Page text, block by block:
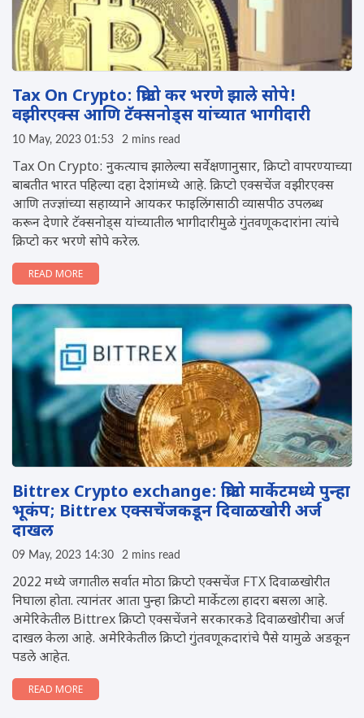
Tax On Crypto: क्रिप्टो कर भरणे झाले सोपे!
वझीरएक्स आणि टॅक्सनोड्स यांच्यात भागीदारी
10 May, 2023 01:53 2 mins read
Tax On Crypto: नुकत्याच झालेल्या सर्वेक्षणानुसार, क्रिप्टो वापरण्याच्या
बाबतीत भारत पहिल्या दहा देशांमध्ये आहे. क्रिप्टो एक्सचेंज वझीरएक्स
आणि तज्ज्ञांच्या सहाय्याने आयकर फाइलिंगसाठी व्यासपीठ उपलब्ध
करून देणारे टॅक्सनोड्स यांच्यातील भागीदारीमुळे गुंतवणूकदारांना त्यांचे
क्रिप्टो कर भरणे सोपे करेल.
READ MORE
Bittrex Crypto exchange: क्रिप्टो मार्केटमध्ये पुन्हा
भूकंप; Bittrex एक्सचेंजकडून दिवाळखोरी अर्ज
दाखल
09 May, 2023 14:30 2 mins read
2022 मध्ये जगातील सर्वात मोठा क्रिप्टो एक्सचेंज FTX दिवाळखोरीत
निघाला होता. त्यानंतर आता पुन्हा क्रिप्टो मार्केटला हादरा बसला आहे.
अमेरिकेतील Bittrex क्रिप्टो एक्सचेंजने सरकारकडे दिवाळखोरीचा अर्ज
दाखल केला आहे. अमेरिकेतील क्रिप्टो गुंतवणूकदारांचे पैसे यामुळे अडकून
पडले आहेत.
READ MORE